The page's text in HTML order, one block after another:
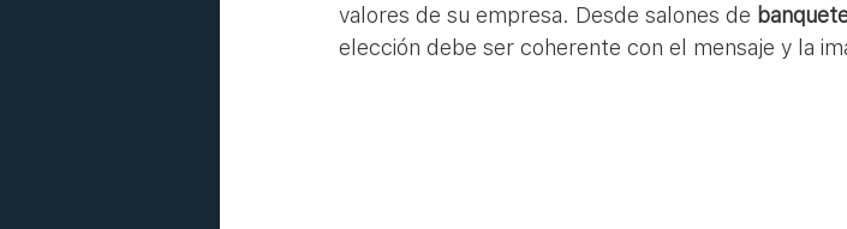
valores de su empresa. Desde salones de
elección debe ser coherente con el mensaje y la